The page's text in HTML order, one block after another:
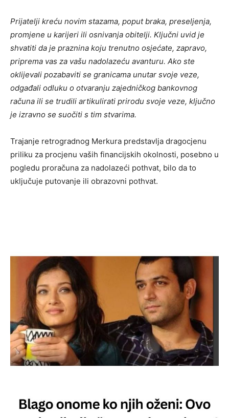
Prijatelji kreću novim stazama, poput braka, preseljenja,
promjene u karijeri ili osnivanja obitelji. Ključni uvid je
shvatiti da je praznina koju trenutno osjećate, zapravo,
priprema vas za vašu nadolazeću avanturu. Ako ste
oklijevali pozabaviti se granicama unutar svoje veze,
odgađali odluku o otvaranju zajedničkog bankovnog
računa ili se trudili artikulirati prirodu svoje veze, ključno
je izravno se suočiti s tim stvarima.
Trajanje retrogradnog Merkura predstavlja dragocjenu
priliku za procjenu vaših financijskih okolnosti, posebno u
pogledu proračuna za nadolazeći pothvat, bilo da to
uključuje putovanje ili obrazovni pothvat.